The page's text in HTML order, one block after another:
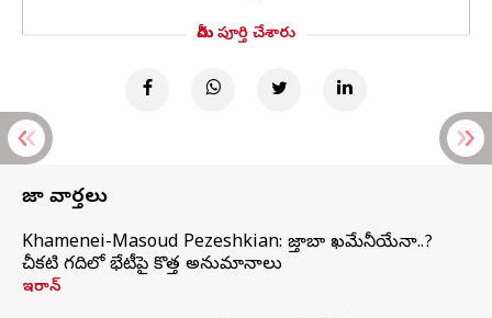
మీరు పూర్తి చేశారు
తాజా వార్తలు
Khamenei-Masoud Pezeshkian: మొజ్తాబా ఖమేనీయేనా..?
చీకటి గదిలో భేటీపై కొత్త అనుమానాలు
ఇరాన్